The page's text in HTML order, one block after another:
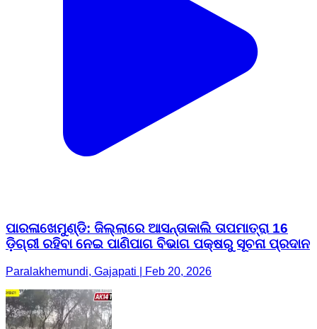
ପାରଳାଖେମୁଣ୍ଡି: ଜିଲ୍ଲାରେ ଆସନ୍ତାକାଲି ତାପମାତ୍ରା 16
ଡ଼ିଗ୍ରୀ ରହିବା ନେଇ ପାଣିପାଗ ବିଭାଗ ପକ୍ଷରୁ ସୂଚନା ପ୍ରଦାନ
Paralakhemundi, Gajapati | Feb 20, 2026